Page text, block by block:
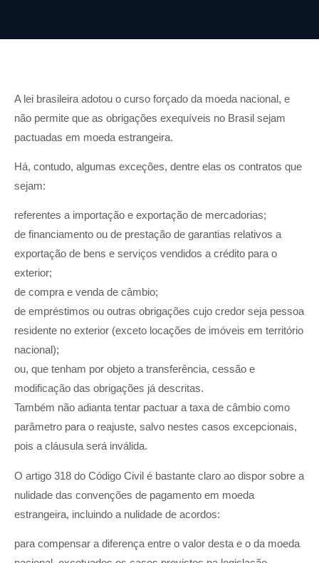
A lei brasileira adotou o curso forçado da moeda nacional, e
não permite que as obrigações exequíveis no Brasil sejam
pactuadas em moeda estrangeira.
Há, contudo, algumas exceções, dentre elas os contratos que
sejam:
referentes a importação e exportação de mercadorias;
de financiamento ou de prestação de garantias relativos a
exportação de bens e serviços vendidos a crédito para o
exterior;
de compra e venda de câmbio;
de empréstimos ou outras obrigações cujo credor seja pessoa
residente no exterior (exceto locações de imóveis em território
nacional);
ou, que tenham por objeto a transferência, cessão e
modificação das obrigações já descritas.
Também não adianta tentar pactuar a taxa de câmbio como
parâmetro para o reajuste, salvo nestes casos excepcionais,
pois a cláusula será inválida.
O artigo 318 do Código Civil é bastante claro ao dispor sobre a
nulidade das convenções de pagamento em moeda
estrangeira, incluindo a nulidade de acordos:
para compensar a diferença entre o valor desta e o da moeda